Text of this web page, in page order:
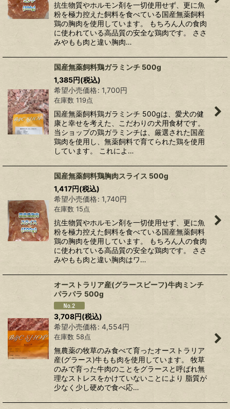
抗生物質やホルモン剤を一切使用せず、更に魚
粉を極力控えた飼料を食べている国産無薬飼料
鶏の胸肉を使用しています。 もちろん人の食肉
に使われている高品質の安全な鶏肉です。 ささ
みやもも肉と違い胸肉…
国産無薬飼料鶏ガラミンチ 500g
1,385円(税込)
希望小売価格: 1,700円
在庫数 119点
国産無薬飼料鶏ガラミンチ 500gは、愛犬の健
康と幸せを考えた、こだわりの犬用食材です。
当ショップの鶏ガラミンチは、厳選された国産
鶏肉を使用し、無薬飼料で育てられた鶏を使用
しています。 これによ…
国産無薬飼料鶏胸肉スライス 500g
1,417円(税込)
希望小売価格: 1,740円
在庫数 15点
抗生物質やホルモン剤を一切使用せず、更に魚
粉を極力控えた飼料を食べている国産無薬飼料
鶏の胸肉を使用しています。 もちろん人の食肉
に使われている高品質の安全な鶏肉です。 ささ
みやもも肉と違い胸肉はワ…
オーストラリア産(グラースビーフ)牛肉ミンチ
パラパラ 500g
3,708円(税込)
希望小売価格: 4,554円
在庫数 58点
無農薬の牧草のみ食べて育ったオーストラリア
産(グラース)牛もも肉を使用しています。 牧草
のみで育った牛肉のことをグラースと呼ばれ無
理なストレスをかけていないことにより 脂質が
少なく少し硬めで食べ応…